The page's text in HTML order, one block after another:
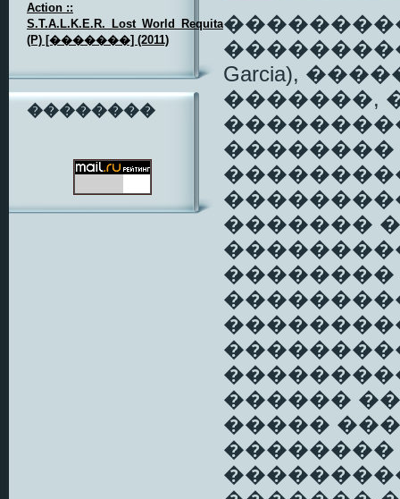
Action ::
S.T.A.L.K.E.R._Lost_World_Requital
(P) [�������] (2011)
��������
����������
Garcia),
�������,
�������
��������
������
�����